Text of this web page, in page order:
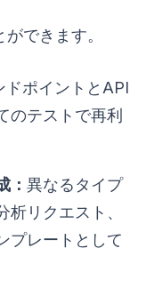
できます。
ドポイントとAPI
のテストで再利
： 異なるタイプ
リクエスト、
プレートとして